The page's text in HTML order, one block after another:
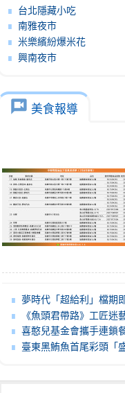
台北隱藏小吃
南雅夜市
米樂繽紛爆米花
興南夜市
voice_chat 美食報導
夢時代「超給利」檔期即日起登場 全館滿3000送300 最高
《魚頭君帶路》工匠迷藝境之旅：尋遊匠
喜憨兒基金會攜手連鎖餐飲打造友善職場 助心智障礙者穩定就業
臺東黑鮪魚首尾彩頭「盛泰豐號」漁船勇奪 縣府頒發20